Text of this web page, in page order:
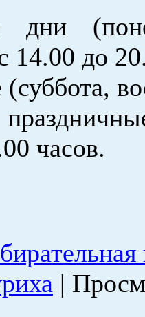
дни
14.00 до
часов.
|